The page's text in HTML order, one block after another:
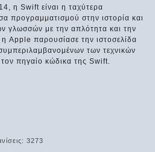
η Swift είναι η ταχύτερα
προγραμματισμού στην ιστορία και
γλωσσών με την απλότητα και την
Apple παρουσίασε την ιστοσελίδα
των τεχνικών
πηγαίο κώδικα της Swift.
3273